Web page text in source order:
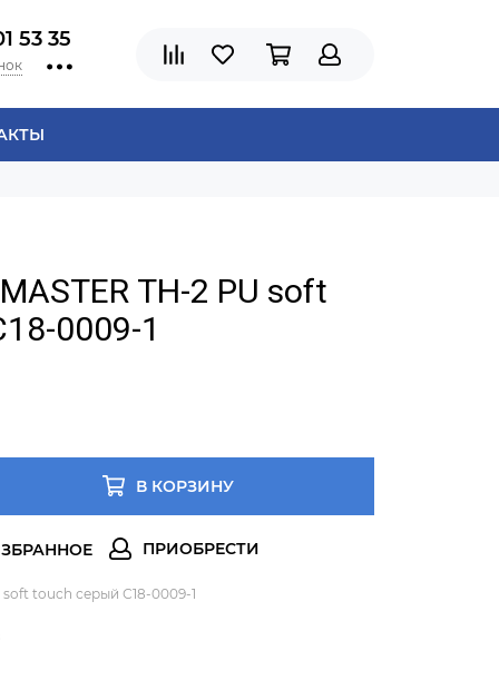
53 35
ТН-2 PU soft
0009-1
В КОРЗИНУ
touch серый С18-0009-1